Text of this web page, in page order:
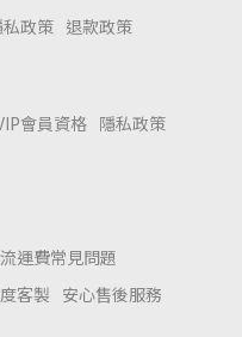
私政策 退款政策
會員資格 隱私政策
運費常見問題
客製 安心售後服務